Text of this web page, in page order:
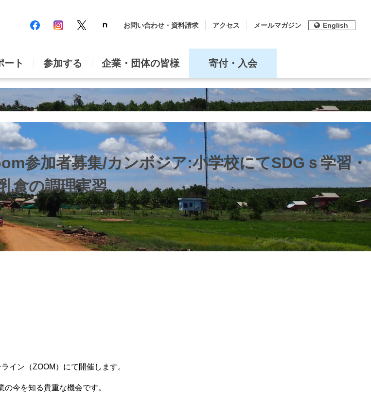
ート 参加する 企業・団体の皆様 寄付・入会
お問い合わせ・資料請求 アクセス メールマガジン English
参加者募集/カンボジア:小学校にてSDGｓ学習・
食の調理実習
イン（ZOOM）にて開催します。
今を知る貴重な機会です。